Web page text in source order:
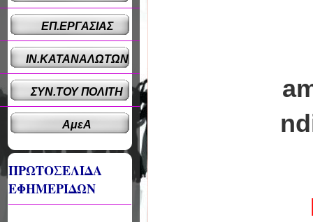
ΕΠ.ΕΡΓΑΣΙΑΣ
ΙΝ.ΚΑΤΑΝΑΛΩΤΩΝ
ΣΥΝ.ΤΟΥ ΠΟΛΙΤΗ
ΑμεΑ
ΠΡΩΤΟΣΕΛΙΔΑ
ΕΦΗΜΕΡΙΔΩΝ